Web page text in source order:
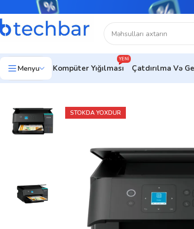
Menyu Kompüter Yığılması
YENI
Çatdırılma Və
Ev Çap avadanlıqları
STOKDA YOXDUR